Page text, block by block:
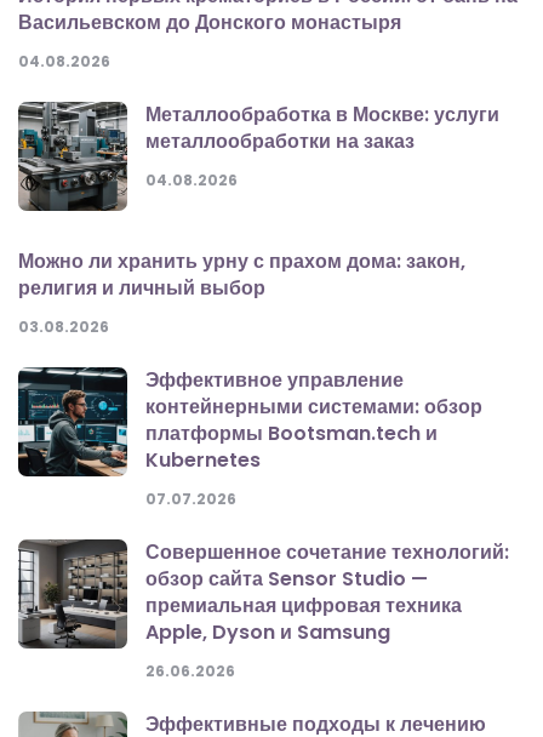
Васильевском до Донского монастыря
04.08.2026
Металлообработка в Москве: услуги
металлообработки на заказ
04.08.2026
Можно ли хранить урну с прахом дома: закон,
религия и личный выбор
03.08.2026
Эффективное управление
контейнерными системами: обзор
платформы Bootsman.tech и
Kubernetes
07.07.2026
Совершенное сочетание технологий:
обзор сайта Sensor Studio —
премиальная цифровая техника
Apple, Dyson и Samsung
26.06.2026
Эффективные подходы к лечению